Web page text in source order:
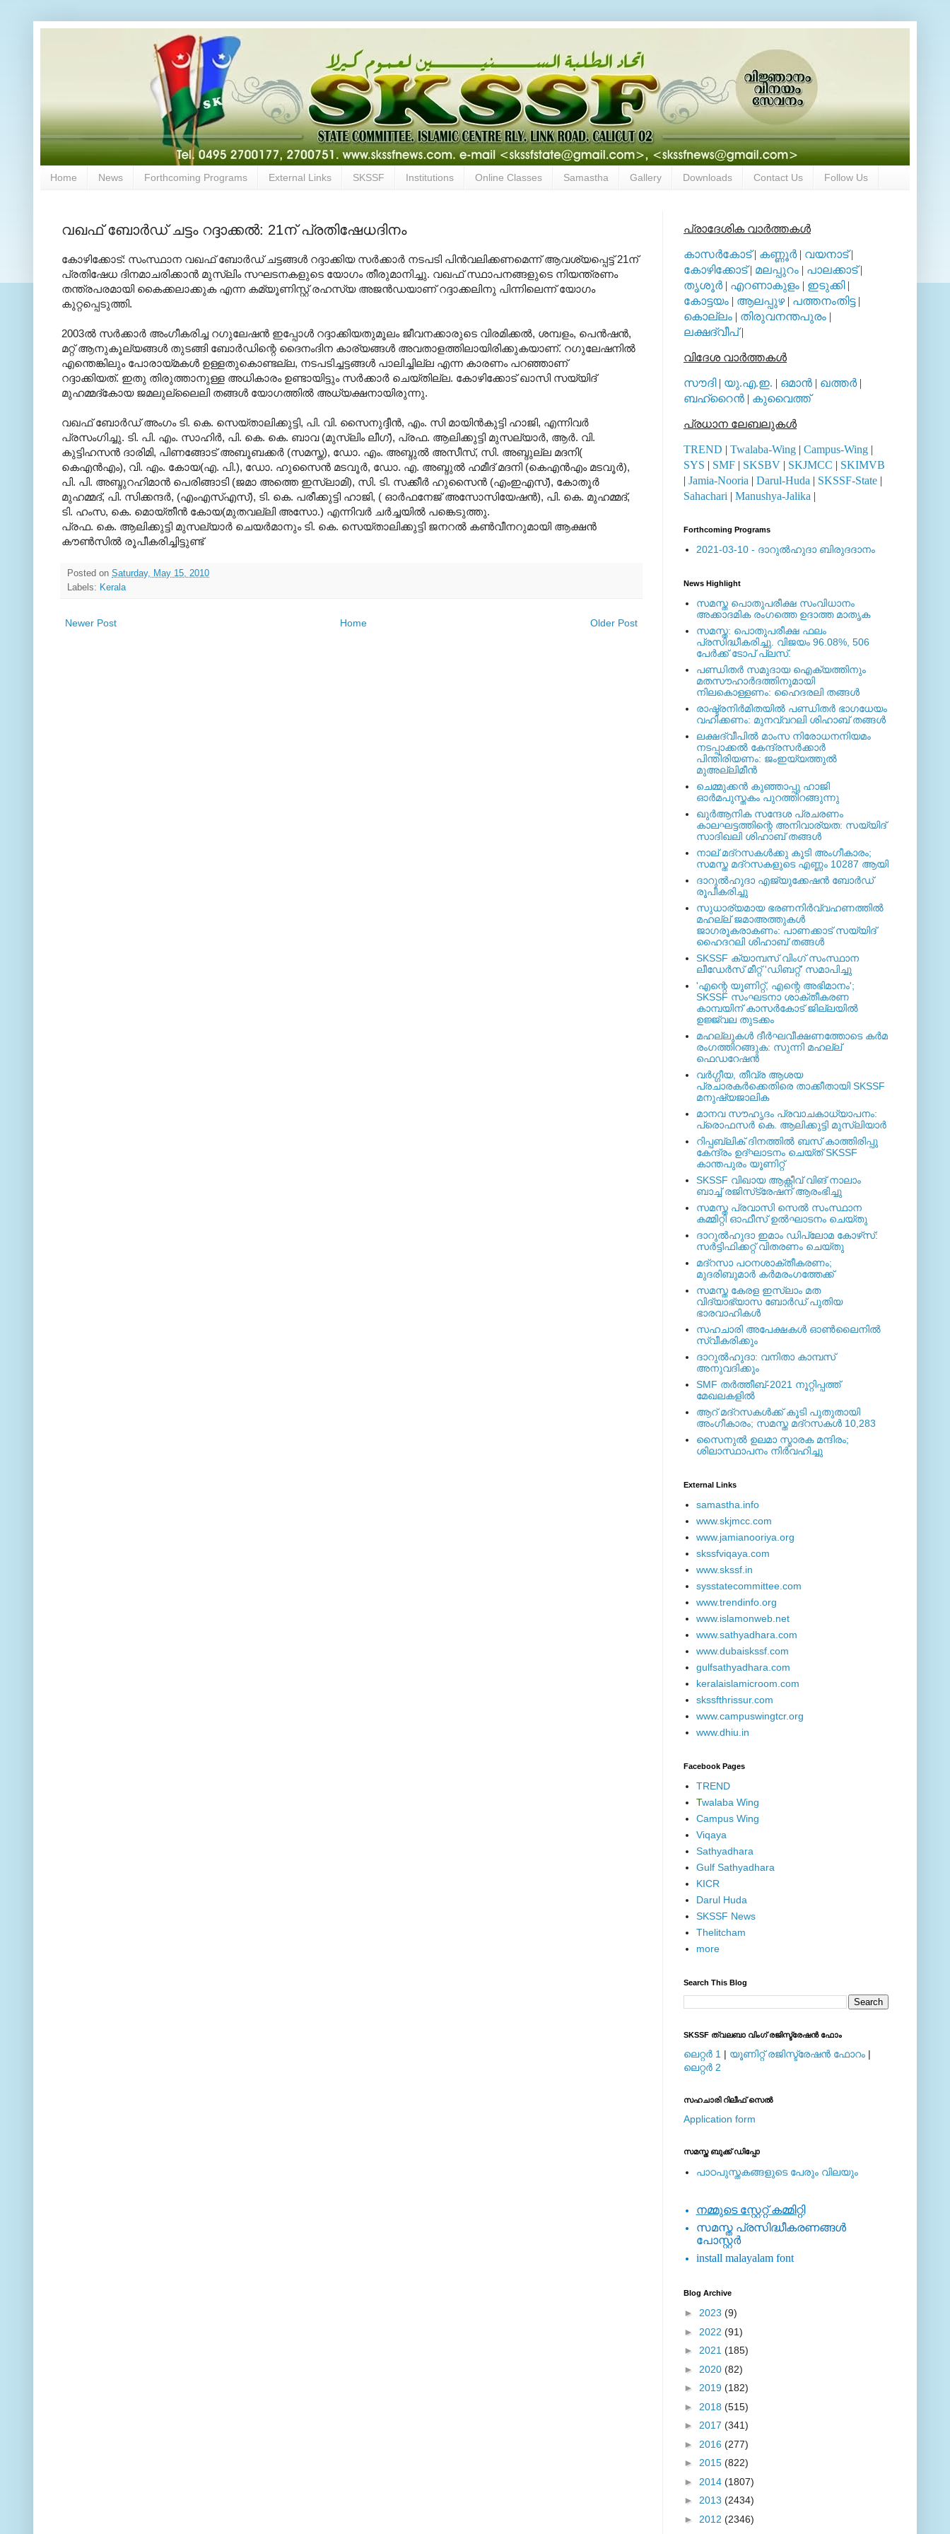
Home News Forthcoming Programs External Links SKSSF Institutions Online Classes Samastha Gallery Downloads Contact Us Follow Us
വഖഫ് ബോര്‍ഡ് ചട്ടം റദ്ദാക്കല്‍: 21ന് പ്രതിഷേധദിനം
കോഴിക്കോട്: സംസ്ഥാന വഖഫ് ബോര്‍ഡ് ചട്ടങ്ങള്‍ റദ്ദാക്കിയ സര്‍ക്കാര്‍ നടപടി പിന്‍വലിക്കണമെന്ന് ആവശ്യപ്പെട്ട് 21ന്
പ്രതിഷേധ ദിനമാചരിക്കാന്‍ മുസ്‌ലിം സഘടനകളുടെ യോഗം തീരുമാനിച്ചു. വഖഫ് സ്ഥാപനങ്ങളുടെ നിയന്ത്രണം
തന്ത്രപരമായി കൈക്കലാക്കുക എന്ന കമ്യൂണിസ്റ്റ് രഹസ്യ അജന്‍ഡയാണ് റദ്ദാക്കലിനു പിന്നിലെന്ന് യോഗം
കുറ്റപ്പെടുത്തി.
2003ല്‍ സര്‍ക്കാര്‍ അംഗീകരിച്ച റഗുലേഷന്‍ ഇപ്പോള്‍ റദ്ദാക്കിയതുമൂലം ജീവനക്കാരുടെ വിരമിക്കല്‍, ശമ്പളം, പെന്‍ഷന്‍,
മറ്റ് ആനുകൂല്യങ്ങള്‍ തുടങ്ങി ബോര്‍ഡിന്റെ ദൈനംദിന കാര്യങ്ങള്‍ അവതാളത്തിലായിരിക്കുകയാണ്. റഗുലേഷനില്‍
എന്തെങ്കിലും പോരായ്മകള്‍ ഉള്ളതുകൊണ്ടല്ല, നടപടിച്ചട്ടങ്ങള്‍ പാലിച്ചില്ല എന്ന കാരണം പറഞ്ഞാണ്
റദ്ദാക്കിയത്. ഇതു തിരുത്താനുള്ള അധികാരം ഉണ്ടായിട്ടും സര്‍ക്കാര്‍ ചെയ്തില്ല. കോഴിക്കോട് ഖാസി സയ്യിദ്
മുഹമ്മദ്‌കോയ ജമലുല്ലൈലി തങ്ങള്‍ യോഗത്തില്‍ അധ്യക്ഷനായിരുന്നു.
വഖഫ് ബോര്‍ഡ് അംഗം ടി. കെ. സെയ്താലിക്കുട്ടി, പി. വി. സൈനുദ്ദീന്‍, എം. സി മായിന്‍കുട്ടി ഹാജി, എന്നിവര്‍
പ്രസംഗിച്ചു. ടി. പി. എം. സാഹിര്‍, പി. കെ. കെ. ബാവ (മുസ്‌ലിം ലീഗ്), പ്രഫ. ആലിക്കുട്ടി മുസല്യാര്‍, ആര്‍. വി.
കുട്ടിഹസന്‍ ദാരിമി, പിണങ്ങോട് അബൂബക്കര്‍ (സമസ്ത), ഡോ. എം. അബ്ദുല്‍ അസീസ്, സി. അബ്ദുല്ല മദനി(
കെഎന്‍എം), വി. എം. കോയ(എ. പി.), ഡോ. ഹുസൈന്‍ മടവൂര്‍, ഡോ. എ. അബ്ദുല്‍ ഹമീദ് മദനി (കെഎന്‍എം മടവൂര്‍),
പി. പി. അബ്ദുറഹിമാന്‍ പെരിങ്ങാടി (ജമാ അത്തെ ഇസ്‌ലാമി), സി. ടി. സക്കീര്‍ ഹുസൈന്‍ (എംഇഎസ്), കോതൂര്‍
മുഹമ്മദ്, പി. സിക്കന്ദര്‍, (എംഎസ്എസ്), ടി. കെ. പരീക്കുട്ടി ഹാജി, ( ഓര്‍ഫനേജ് അസോസിയേഷന്‍), പി. കെ. മുഹമ്മദ്,
ടി. ഹംസ, കെ. മൊയ്തീന്‍ കോയ(മുതവല്ലി അസോ.) എന്നിവര്‍ ചര്‍ച്ചയില്‍ പങ്കെടുത്തു.
പ്രഫ. കെ. ആലിക്കുട്ടി മുസല്യാര്‍ ചെയര്‍മാനും ടി. കെ. സെയ്താലിക്കുട്ടി ജനറല്‍ കണ്‍വീനറുമായി ആക്ഷന്‍
കൗണ്‍സില്‍ രൂപീകരിച്ചിട്ടുണ്ട്
Posted on Saturday, May 15, 2010
Labels: Kerala
Newer Post Older Post
Home
പ്രാദേശിക വാര്‍ത്തകള്‍
കാസര്‍കോട്| കണ്ണൂര്‍| വയനാട്|
കോഴിക്കോട്| മലപ്പുറം | പാലക്കാട്|
തൃശൂര്‍| എറണാകുളം | ഇടുക്കി|
കോട്ടയം | ആലപ്പുഴ| പത്തനംതിട്ട|
കൊല്ലം | തിരുവനന്തപുരം |
ലക്ഷദ്വീപ്|
വിദേശ വാര്‍ത്തകള്‍
സൗദി| യു.എ.ഇ. | ഒമാന്‍ | ഖത്തര്‍|
ബഹ്റൈന്‍ | കുവൈത്ത്
പ്രധാന ലേബലുകള്‍
TREND | Twalaba-Wing | Campus-Wing |
SYS | SMF | SKSBV | SKJMCC | SKIMVB
| Jamia-Nooria | Darul-Huda | SKSSF-State |
Sahachari | Manushya-Jalika |
Forthcoming Programs
2021-03-10 - ദാറുല്‍ഹുദാ ബിരുദദാനം
News Highlight
സമസ്ത പൊതുപരീക്ഷ സംവിധാനം
അക്കാദമിക രംഗത്തെ ഉദാത്ത മാതൃക
സമസ്ത: പൊതുപരീക്ഷ ഫലം
പ്രസിദ്ധീകരിച്ചു. വിജയം 96.08%, 506
പേര്‍ക്ക് ടോപ് പ്ലസ്.
പണ്ഡിതര്‍ സമുദായ ഐക്യത്തിനും
മതസൗഹാര്‍ദത്തിനുമായി
നിലകൊള്ളണം: ഹൈദരലി തങ്ങള്‍
രാഷ്ട്രനിര്‍മിതയില്‍ പണ്ഡിതര്‍ ഭാഗധേയം
വഹിക്കണം: മുനവ്വറലി ശിഹാബ് തങ്ങള്‍
ലക്ഷദ്വീപില്‍ മാംസ നിരോധനനിയമം
നടപ്പാക്കല്‍ കേന്ദ്രസര്‍ക്കാര്‍
പിന്തിരിയണം: ജംഇയ്യത്തുല്‍
മുഅല്ലിമീന്‍
ചെമ്മുക്കന്‍ കുഞ്ഞാപ്പു ഹാജി
ഓര്‍മപുസ്തകം പുറത്തിറങ്ങുന്നു
ഖുര്‍ആനിക സന്ദേശ പ്രചരണം
കാലഘട്ടത്തിന്റെ അനിവാര്യത: സയ്യിദ്
സാദിഖലി ശിഹാബ് തങ്ങള്‍
നാല് മദ്‌റസകള്‍ക്കു കൂടി അംഗീകാരം;
സമസ്ത മദ്‌റസകളുടെ എണ്ണം 10287 ആയി
ദാറുല്‍ഹുദാ എജ്യുക്കേഷന്‍ ബോര്‍ഡ്
രൂപീകരിച്ചു
സുധാര്യമായ ഭരണനിര്‍വ്വഹണത്തില്‍
മഹല്ല് ജമാഅത്തുകള്‍
ജാഗരൂകരാകണം: പാണക്കാട് സയ്യിദ്
ഹൈദറലി ശിഹാബ് തങ്ങള്‍
SKSSF ക്യാമ്പസ് വിംഗ് സംസ്ഥാന
ലീഡേർസ് മീറ്റ് 'ഡിബറ്റ്' സമാപിച്ചു
'എന്റെ യൂണിറ്റ്, എന്റെ അഭിമാനം';
SKSSF സംഘടനാ ശാക്തീകരണ
കാമ്പയിന് കാസര്‍കോട് ജില്ലയില്‍
ഉജ്ജ്വല തുടക്കം
മഹല്ലുകള്‍ ദീര്‍ഘവീക്ഷണത്തോടെ കര്‍മ
രംഗത്തിറങ്ങുക: സുന്നി മഹല്ല്
ഫെഡറേഷന്‍
വര്‍ഗ്ഗീയ, തീവ്ര ആശയ
പ്രചാരകര്‍ക്കെതിരെ താക്കീതായി SKSSF
മനുഷ്യജാലിക
മാനവ സൗഹൃദം പ്രവാചകാധ്യാപനം:
പ്രൊഫസർ കെ. ആലിക്കുട്ടി മുസ്ലിയാർ
റിപ്പബ്ലിക് ദിനത്തില്‍ ബസ് കാത്തിരിപ്പു
കേന്ദ്രം ഉദ്ഘാടനം ചെയ്ത്‌ SKSSF
കാന്തപുരം യൂണിറ്റ്
SKSSF വിഖായ ആക്റ്റീവ് വിങ് നാലാം
ബാച്ച് രജിസ്‌ട്രേഷന് ആരംഭിച്ചു
സമസ്ത പ്രവാസി സെല്‍ സംസ്ഥാന
കമ്മിറ്റി ഓഫീസ് ഉല്‍ഘാടനം ചെയ്തു
ദാറുല്‍ഹുദാ ഇമാം ഡിപ്ലോമ കോഴ്‌സ്:
സര്‍ട്ടിഫിക്കറ്റ് വിതരണം ചെയ്തു
മദ്‌റസാ പഠനശാക്തീകരണം;
മുദരിബുമാര്‍ കര്‍മരംഗത്തേക്ക്
സമസ്ത കേരള ഇസ്ലാം മത
വിദ്യാഭ്യാസ ബോര്‍ഡ് പുതിയ
ഭാരവാഹികള്‍
സഹചാരി അപേക്ഷകൾ ഓൺലൈനിൽ
സ്വീകരിക്കും
ദാറുല്‍ഹുദാ: വനിതാ കാമ്പസ്
അനുവദിക്കും
SMF തര്‍ത്തീബ്-2021 നൂറ്റിപ്പത്ത്
മേഖലകളില്‍
ആറ് മദ്റസകള്‍ക്ക് കൂടി പുതുതായി
അംഗീകാരം; സമസ്ത മദ്റസകള്‍ 10,283
സൈനുല്‍ ഉലമാ സ്മാരക മന്ദിരം;
ശിലാസ്ഥാപനം നിര്‍വഹിച്ചു
External ‎Links
samastha.info
www.skjmcc.com
www.jamianooriya.org
skssfviqaya.com
www.skssf.in
sysstatecommittee.com
www.trendinfo.org
www.islamonweb.net
www.sathyadhara.com
www.dubaiskssf.com
gulfsathyadhara.com
keralaislamicroom.com
skssfthrissur.com
www.campuswingtcr.org
www.dhiu.in
Facebook Pages
TREND
Twalaba Wing
Campus Wing
Viqaya
Sathyadhara
Gulf Sathyadhara
KICR
Darul Huda
SKSSF News
Thelitcham
more
Search This Blog
SKSSF ത്വലബാ വിംഗ് രജിസ്ട്രേഷന്‍ ഫോം
ലെറ്റര്‍ 1 | യൂണിറ്റ് രജിസ്ട്രേഷന്‍ ഫോറം |
ലെറ്റര്‍ 2
സഹചാരി റിലീഫ് സെല്‍
Application form
സമസ്ത ബുക്ക് ഡിപ്പോ
പാഠപുസ്തകങ്ങളുടെ പേരും വിലയും
നമ്മുടെ സ്റ്റേറ്റ് കമ്മിറ്റി
സമസ്ത പ്രസിദ്ധീകരണങ്ങള്‍
പോസ്റ്റര്‍
install malayalam font
Blog Archive
► 2023 (9)
► 2022 (91)
► 2021 (185)
► 2020 (82)
► 2019 (182)
► 2018 (515)
► 2017 (341)
► 2016 (277)
► 2015 (822)
► 2014 (1807)
► 2013 (2434)
► 2012 (2346)